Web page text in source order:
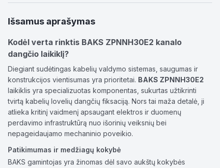
Išsamus aprašymas
Kodėl verta rinktis BAKS ZPNNH30E2 kanalo
dangčio laikiklį?
Diegiant sudėtingas kabelių valdymo sistemas, saugumas ir
konstrukcijos vientisumas yra prioritetai. BAKS ZPNNH30E2
laikiklis yra specializuotas komponentas, sukurtas užtikrinti
tvirtą kabelių lovelių dangčių fiksaciją. Nors tai maža detalė, ji
atlieka kritinį vaidmenį apsaugant elektros ir duomenų
perdavimo infrastruktūrą nuo išorinių veiksnių bei
nepageidaujamo mechaninio poveikio.
Patikimumas ir medžiagų kokybė
BAKS gamintojas yra žinomas dėl savo aukštų kokybės